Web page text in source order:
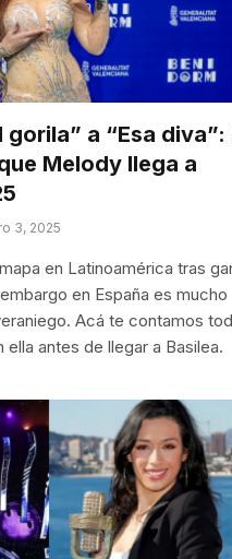
gorila” a “Esa diva”:
Melody llega a
3, 2025
en Latinoamérica tras
en España es mucho
Acá te contamos
antes de llegar a Basilea.